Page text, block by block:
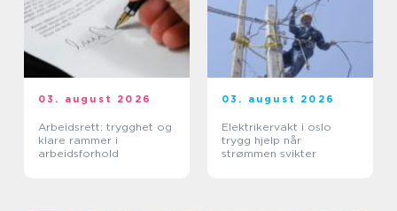
03. august 2026
Arbeidsrett: trygghet og
klare rammer i
arbeidsforhold
03. august 2026
Elektrikervakt i oslo
trygg hjelp når
strømmen svikter